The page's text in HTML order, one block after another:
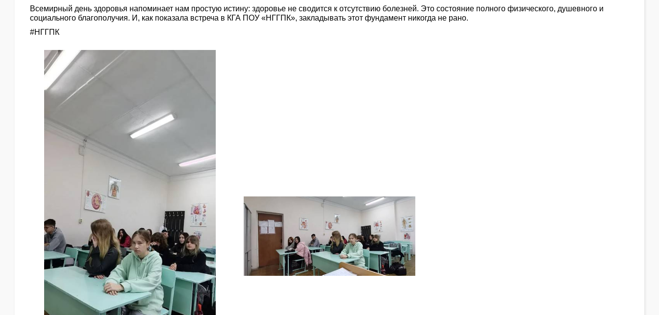
Всемирный день здоровья напоминает нам простую истину: здоровье не сводится к отсутствию болезней. Это состояние полного физического, душевного и
социального благополучия. И, как показала встреча в КГА ПОУ «НГГПК», закладывать этот фундамент никогда не рано.
#НГГПК